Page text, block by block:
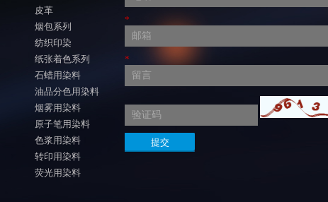
皮革
烟包系列
纺织印染
纸张着色系列
石蜡用染料
油品分色用染料
烟雾用染料
原子笔用染料
色浆用染料
转印用染料
荧光用染料
*
*